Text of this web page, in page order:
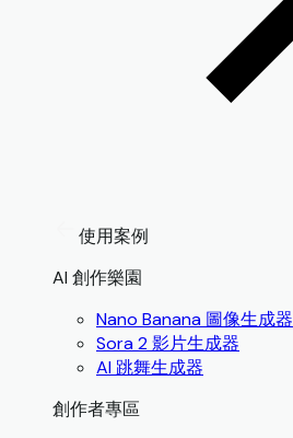
使用案例
AI 創作樂園
Nano Banana 圖像生成器
Sora 2 影片生成器
AI 跳舞生成器
創作者專區